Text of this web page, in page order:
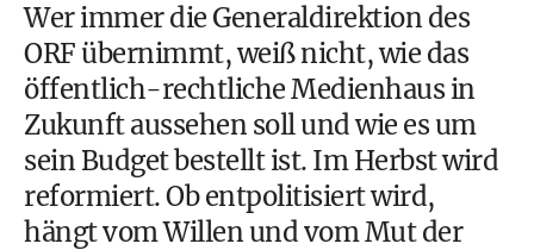
Wer immer die Generaldirektion des
ORF übernimmt, weiß nicht, wie das
öffentlich-rechtliche Medienhaus in
Zukunft aussehen soll und wie es um
sein Budget bestellt ist. Im Herbst wird
reformiert. Ob entpolitisiert wird,
hängt vom Willen und vom Mut der